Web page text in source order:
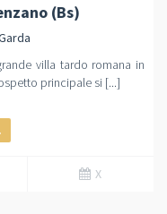
(Bs)
villa tardo romana in
principale si [...]
X